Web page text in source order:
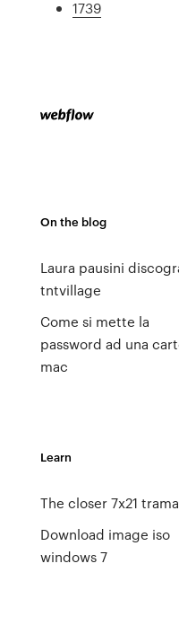
1739
On the blog
Laura pausini
tntvillage
Come si mette la
password ad una
mac
Learn
The closer 7x21 trama
Download image iso
windows 7